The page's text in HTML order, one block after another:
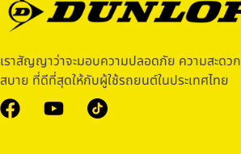
เราสัญญาว่าจะมอบความปลอดภัย ความสะดวก
สบาย ที่ดีที่สุดให้กับผู้ใช้รถยนต์ในประเทศไทย